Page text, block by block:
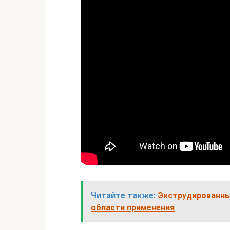
Читайте также:
области применения